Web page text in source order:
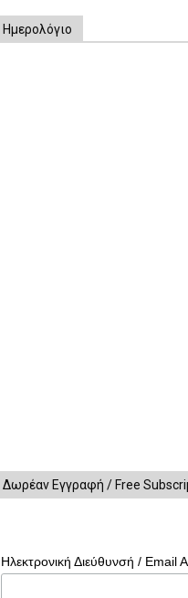
Ημερολόγιο
Δωρέαν Εγγραφή / Free
Ηλεκτρονική Διεύθυνσή / Email